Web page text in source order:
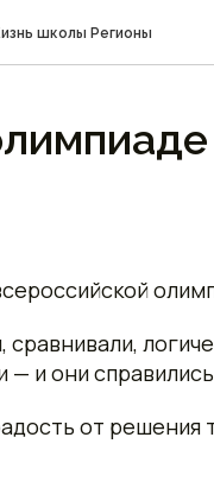
школы Регионы
— и они
от решения